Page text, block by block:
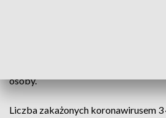
osoby.
Liczba zakażonych koronawirusem